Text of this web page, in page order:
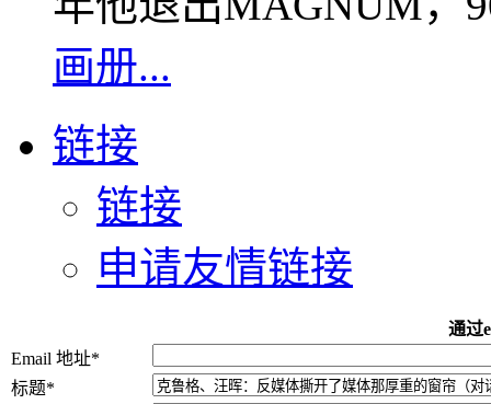
画册...
链接
链接
申请友情链接
通过
Email 地址*
标题*